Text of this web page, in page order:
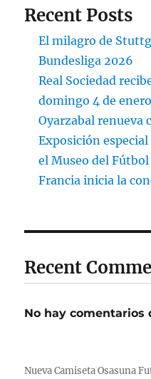
Recent Posts
El milagro de
Bundesliga 2026
Real Sociedad
domingo 4 de
Oyarzabal renueva
Exposición
el Museo del
Francia inicia la
Recent
No hay comentarios
Nueva Camiseta Osasuna